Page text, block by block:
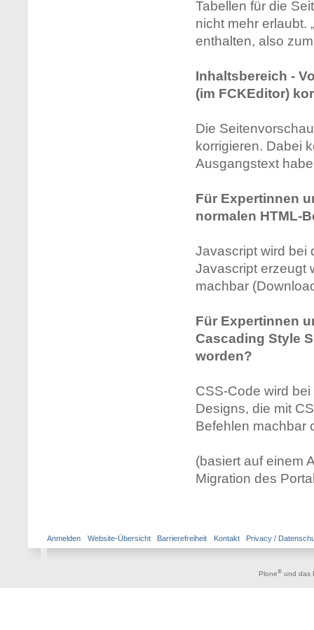
Tabellen für die
nicht mehr erlaubt.
enthalten, also
Inhaltsbereich -
(im FCKEditor)
Die
korrigieren. Dabei
Ausgangstext
Für Expertinnen
normalen HTML-
Javascript wird bei
Javascript erzeugt
machbar
Für Expertinnen
Cascading Style
worden?
CSS-Code wird
Designs, die mit
Befehlen machbar
(basiert auf einem
Migration des
Anmelden Website-Übersicht Barrierefreiheit Kontakt Privacy /
Plone® und das